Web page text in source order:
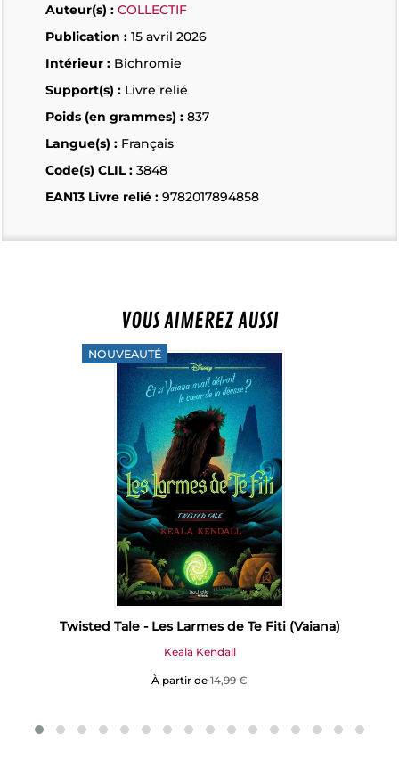
Auteur(s) : COLLECTIF
Publication : 15 avril 2026
Intérieur : Bichromie
Support(s) : Livre relié
Poids (en grammes) : 837
Langue(s) : Français
Code(s) CLIL : 3848
EAN13 Livre relié : 9782017894858
VOUS AIMEREZ AUSSI
NOUVEAUTÉ
Twisted Tale - Les Larmes de Te Fiti (Vaiana)
Keala Kendall
À partir de 14,99 €